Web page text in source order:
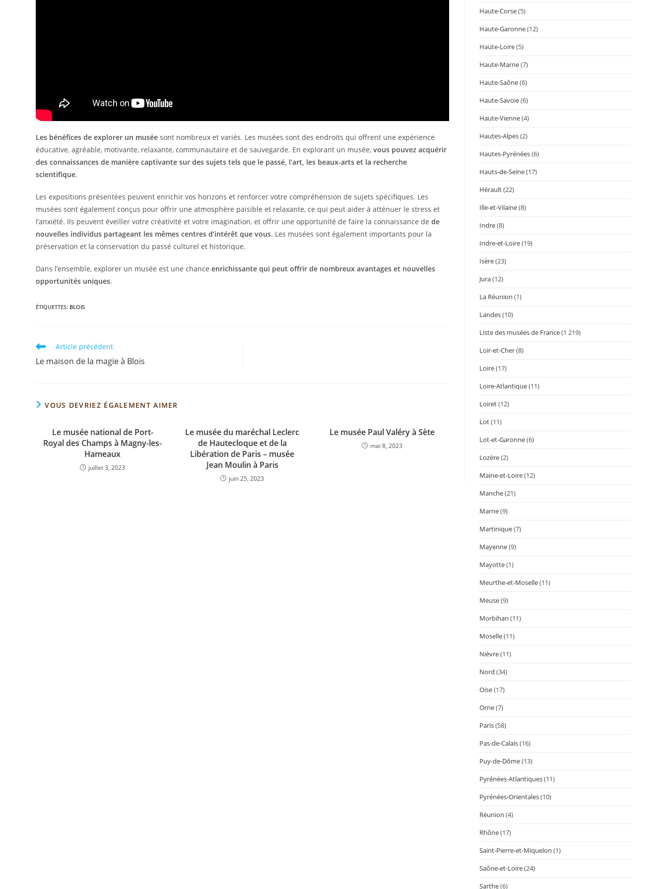
Les bénéfices de explorer un musée sont nombreux et variés. Les musées sont des endroits qui offrent une expérience
éducative, agréable, motivante, relaxante, communautaire et de sauvegarde. En explorant un musée, vous pouvez acquérir
des connaissances de manière captivante sur des sujets tels que le passé, l’art, les beaux-arts et la recherche
scientifique.
Les expositions présentées peuvent enrichir vos horizons et renforcer votre compréhension de sujets spécifiques. Les
musées sont également conçus pour offrir une atmosphère paisible et relaxante, ce qui peut aider à atténuer le stress et
l’anxiété. Ils peuvent éveiller votre créativité et votre imagination, et offrir une opportunité de faire la connaissance de de
nouvelles individus partageant les mêmes centres d’intérêt que vous. Les musées sont également importants pour la
préservation et la conservation du passé culturel et historique.
Dans l’ensemble, explorer un musée est une chance enrichissante qui peut offrir de nombreux avantages et nouvelles
opportunités uniques.
ÉTIQUETTES: BLOIS
Article précédent
Le maison de la magie à Blois
VOUS DEVRIEZ ÉGALEMENT AIMER
Le musée national de Port-
Royal des Champs à Magny-les-
Hameaux
juillet 3, 2023
Le musée du maréchal Leclerc
de Hautecloque et de la
Libération de Paris – musée
Jean Moulin à Paris
juin 25, 2023
Le musée Paul Valéry à Sète
mai 8, 2023
Haute-Corse(5)
Haute-Garonne(12)
Haute-Loire(5)
Haute-Marne(7)
Haute-Saône(6)
Haute-Savoie(6)
Haute-Vienne(4)
Hautes-Alpes(2)
Hautes-Pyrénées(6)
Hauts-de-Seine(17)
Hérault(22)
Ille-et-Vilaine(8)
Indre(8)
Indre-et-Loire(19)
Isère(23)
Jura(12)
La Réunion (1)
Landes(10)
Liste des musées de France(1 219)
Loir-et-Cher(8)
Loire(17)
Loire-Atlantique(11)
Loiret(12)
Lot(11)
Lot-et-Garonne(6)
Lozère(2)
Maine-et-Loire(12)
Manche(21)
Marne(9)
Martinique(7)
Mayenne(9)
Mayotte(1)
Meurthe-et-Moselle(11)
Meuse(9)
Morbihan (11)
Moselle(11)
Nièvre(11)
Nord (34)
Oise(17)
Orne(7)
Paris(58)
Pas-de-Calais(16)
Puy-de-Dôme(13)
Pyrénées-Atlantiques(11)
Pyrénées-Orientales(10)
Réunion (4)
Rhône(17)
Saint-Pierre-et-Miquelon (1)
Saône-et-Loire(24)
Sarthe(6)